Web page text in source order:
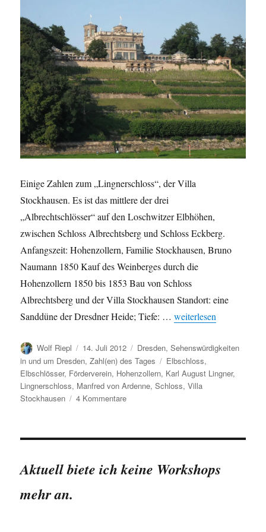
Einige Zahlen zum „Lingnerschloss“, der Villa
Stockhausen. Es ist das mittlere der drei
„Albrechtschlösser“ auf den Loschwitzer Elbhöhen,
zwischen Schloss Albrechtsberg und Schloss Eckberg.
Anfangszeit: Hohenzollern, Familie Stockhausen, Bruno
Naumann 1850 Kauf des Weinberges durch die
Hohenzollern 1850 bis 1853 Bau von Schloss
Albrechtsberg und der Villa Stockhausen Standort: eine
Sanddüne der Dresdner Heide; Tiefe: …„Das Lingnerschloss in
weiterlesen
Autor
Wolf Riepl
Veröffentlicht
am
14. Juli 2012 Kategorien
Dresden,Sehenswürdigkeiten
in und um Dresden,Zahl(en) des Tages Schlagwörter
Elbschloss,
Elbschlösser, Förderverein, Hohenzollern, Karl August Lingner,
Lingnerschloss, Manfred von Ardenne,Schloss,Villa
Stockhausen
4 Kommentarezu
Aktuell biete ich keine Workshops
mehr an.